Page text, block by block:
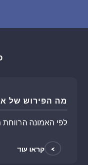
מה הפירוש של
לפי האמונה הרווחת
> קראו עוד